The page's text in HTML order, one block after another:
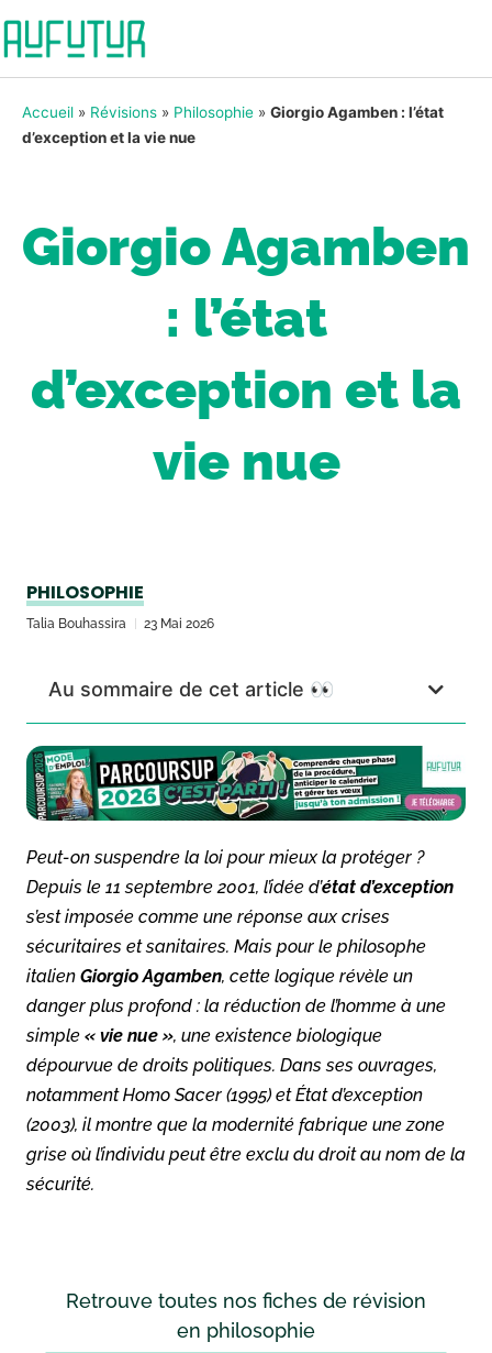
Accueil » Révisions » Philosophie » Giorgio Agamben : l’état
d’exception et la vie nue
Giorgio Agamben
: l’état
d’exception et la
vie nue
PHILOSOPHIE
Talia Bouhassira 23 Mai 2026
Au sommaire de cet article 👀
Peut-on suspendre la loi pour mieux la protéger ?
Depuis le 11 septembre 2001, l’idée d’état d’exception
s’est imposée comme une réponse aux crises
sécuritaires et sanitaires. Mais pour le philosophe
italien Giorgio Agamben, cette logique révèle un
danger plus profond : la réduction de l’homme à une
simple « vie nue », une existence biologique
dépourvue de droits politiques. Dans ses ouvrages,
notammentHomo Sacer (1995) etÉtat d’exception
(2003), il montre que la modernité fabrique une zone
grise où l’individu peut être exclu du droit au nom de la
sécurité.
Retrouve toutes nos fiches de révision
en philosophie